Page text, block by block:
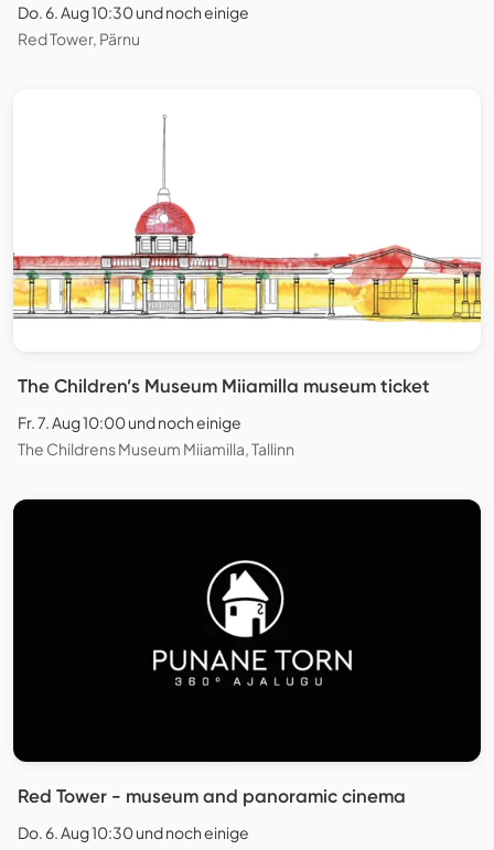
Do. 6. Aug 10:30 und noch einige
Red Tower, Pärnu
The Children’s Museum Miiamilla museum ticket
Fr. 7. Aug 10:00 und noch einige
The Childrens Museum Miiamilla, Tallinn
Red Tower - museum and panoramic cinema
Do. 6. Aug 10:30 und noch einige